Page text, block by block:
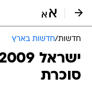
חדשות/חדשות בארץ
סוכרת